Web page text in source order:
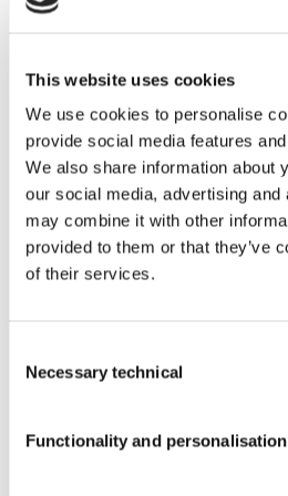
This website uses cookies
We use cookies to personalise
provide social media features
We also share information about
our social media, advertising
may combine it with other
provided to them or that they’ve
of their services.
Selection
Necessary technical
Functionality and personalisation
Calidad
Blog
Prensa
Severo
Alcobendas,
(España).
CP: 28108
Tel:
+34 91
112 38 48
Email:
info@pharmactive.eu
PREMIUM